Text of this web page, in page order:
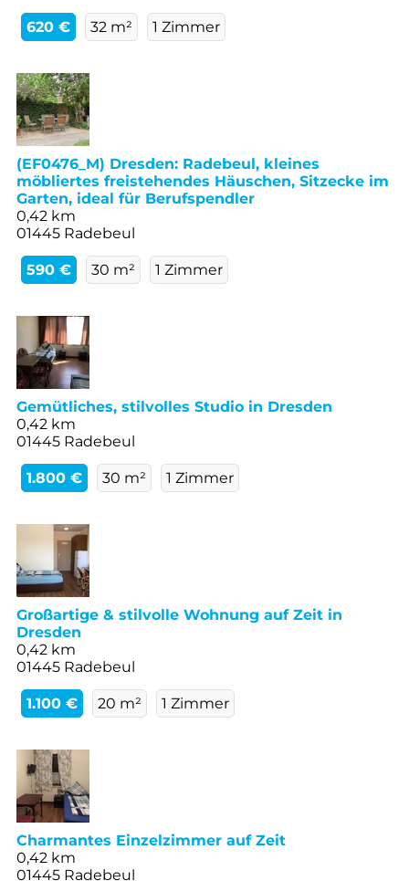
620 € 32 m² 1 Zimmer
(EF0476_M) Dresden: Radebeul, kleines
möbliertes freistehendes Häuschen, Sitzecke im
Garten, ideal für Berufspendler
0,42 km
01445 Radebeul
590 € 30 m² 1 Zimmer
Gemütliches, stilvolles Studio in Dresden
0,42 km
01445 Radebeul
1.800 € 30 m² 1 Zimmer
Großartige & stilvolle Wohnung auf Zeit in
Dresden
0,42 km
01445 Radebeul
1.100 € 20 m² 1 Zimmer
Charmantes Einzelzimmer auf Zeit
0,42 km
01445 Radebeul